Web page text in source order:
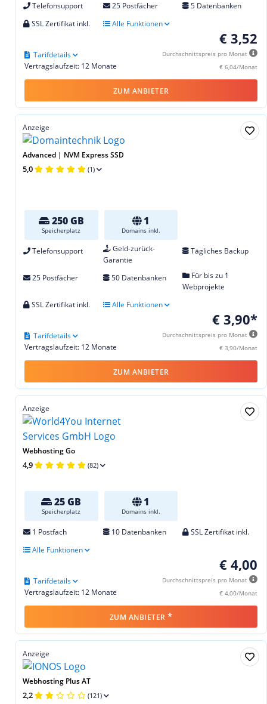
Telefonsupport 25 Postfächer
5 Datenbanken
SSL Zertifikat inkl.
Alle Funktionen
€ 3,52
Durchschnittspreis pro Monat
€ 6,04/Monat
Vertragslaufzeit: 12 Monate
Tarifdetails
ZUM ANBIETER
Anzeige
Advanced | NVM Express SSD
5,0 (1)
250 GB
Speicherplatz
1
Domains inkl.
Telefonsupport
Geld-zurück-
Garantie
Tägliches Backup
25 Postfächer 50 Datenbanken
Für bis zu 1
Webprojekte
SSL Zertifikat inkl.
Alle Funktionen
€ 3,90*
Durchschnittspreis pro Monat
€ 3,90/Monat
Vertragslaufzeit: 12 Monate
Tarifdetails
ZUM ANBIETER
Anzeige
Webhosting Go
4,9 (82)
25 GB
Speicherplatz
1
Domains inkl.
1 Postfach 10 Datenbanken
SSL Zertifikat inkl.
Alle Funktionen
€ 4,00
Durchschnittspreis pro Monat
€ 4,00/Monat
Vertragslaufzeit: 12 Monate
Tarifdetails
ZUM ANBIETER *
Anzeige
Webhosting Plus AT
2,2 (121)